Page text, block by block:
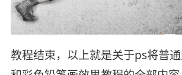
教程结束，以上就是关于ps将普